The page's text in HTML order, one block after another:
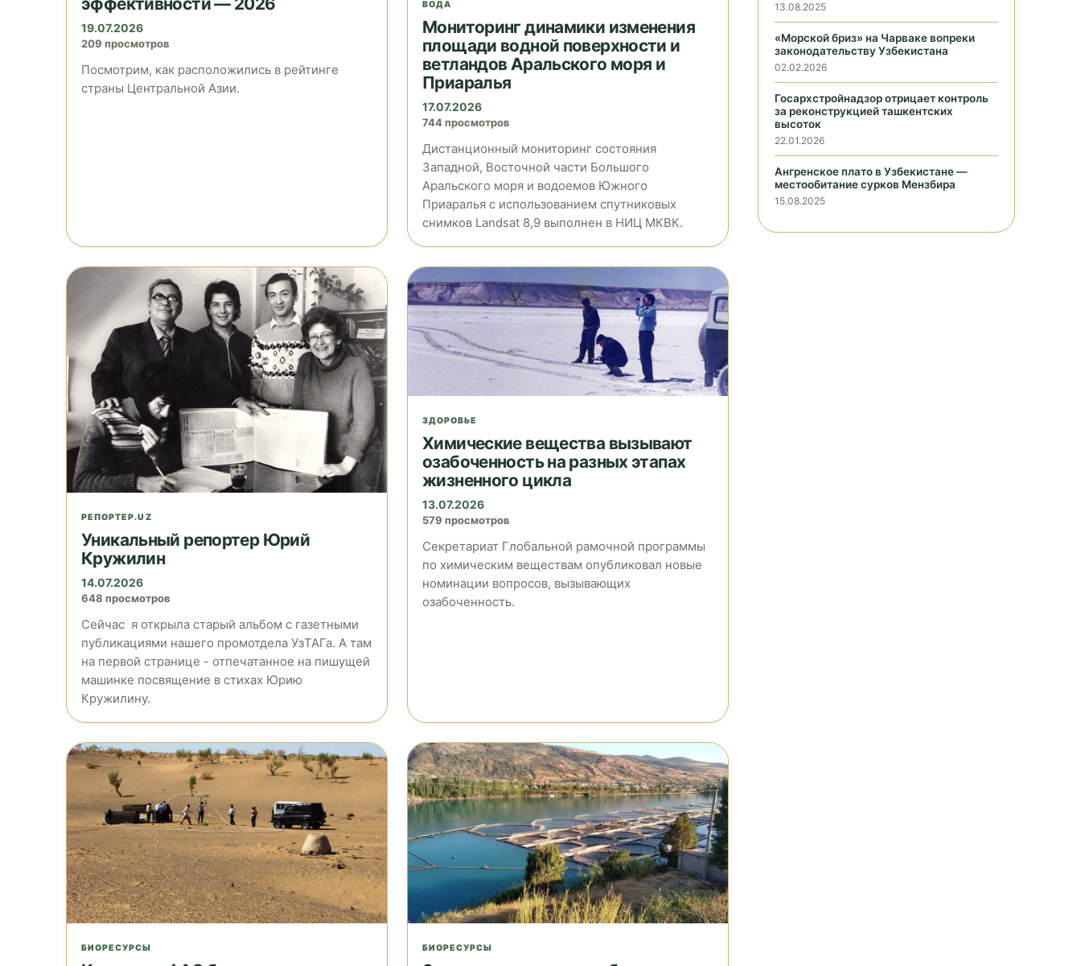
19.07.2026
209 просмотров
Посмотрим, как расположились в рейтинге
страны Центральной Азии.
ВОДА
Мониторинг динамики изменения
площади водной поверхности и
ветландов Аральского моря и
Приаралья
17.07.2026
744 просмотров
Дистанционный мониторинг состояния
Западной, Восточной части Большого
Аральского моря и водоемов Южного
Приаралья с использованием спутниковых
снимков Landsat 8,9 выполнен в НИЦ МКВК.
РЕПОРТЕР.UZ
Уникальный репортер Юрий
Кружилин
14.07.2026
648 просмотров
Сейчас я открыла старый альбом с газетными
публикациями нашего промотдела УзТАГа. А там
на первой странице - отпечатанное на пишущей
машинке посвящение в стихах Юрию
Кружилину.
ЗДОРОВЬЕ
Химические вещества вызывают
озабоченность на разных этапах
жизненного цикла
13.07.2026
579 просмотров
Секретариат Глобальной рамочной программы
по химическим веществам опубликовал новые
номинации вопросов, вызывающих
озабоченность.
БИОРЕСУРСЫ БИОРЕСУРСЫ
13.08.2025
«Морской бриз» на Чарваке вопреки
законодательству Узбекистана
02.02.2026
Госархстройнадзор отрицает контроль
за реконструкцией ташкентских
высоток
22.01.2026
Ангренское плато в Узбекистане —
местообитание сурков Мензбира
15.08.2025